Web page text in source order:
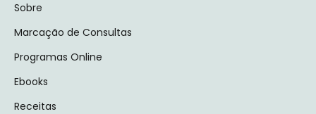
Sobre
Marcação de Consultas
Programas Online
Ebooks
Receitas